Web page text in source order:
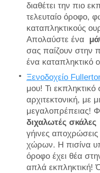
διαθέτει την πιο
τελευταίο όροφο,
καταπληκτικούς
Απολαύστε ένα
σας παίζουν στην
ένα καταπληκτικό
Ξενοδοχείο
μου! Τι εκπληκτικό
αρχιτεκτονική, με
μεγαλοπρέπειας!
διχαλωτές σκάλες
γήινες
χώρων. Η πισίνα
όροφο έχει θέα
απλά εκπληκτική!